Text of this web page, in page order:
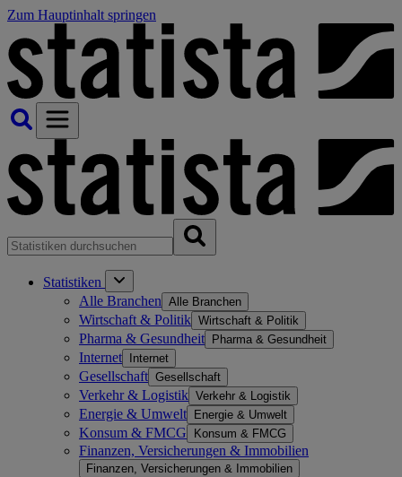
Zum Hauptinhalt springen
Statistiken
Alle Branchen Alle Branchen
Wirtschaft & Politik Wirtschaft & Politik
Pharma & Gesundheit Pharma & Gesundheit
Internet Internet
Gesellschaft Gesellschaft
Verkehr & Logistik Verkehr & Logistik
Energie & Umwelt Energie & Umwelt
Konsum & FMCG Konsum & FMCG
Finanzen, Versicherungen & Immobilien
Finanzen, Versicherungen & Immobilien